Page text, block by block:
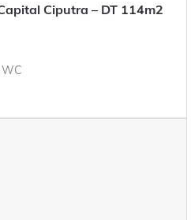
Ciputra – DT 114m2
WC